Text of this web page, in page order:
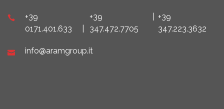
+39
0171.401.633
+39
347.472.7705
+39
347.223.3632
info@aramgroup.it